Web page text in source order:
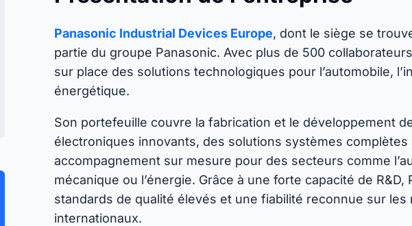
Panasonic Industrial Devices Europe, dont le siège se
partie du groupe Panasonic. Avec plus de 500
sur place des solutions technologiques pour l’automobile,
énergétique.
Son portefeuille couvre la fabrication et le développement
électroniques innovants, des solutions systèmes complètes
accompagnement sur mesure pour des secteurs comme
mécanique ou l’énergie. Grâce à une forte capacité de R&D,
standards de qualité élevés et une fiabilité reconnue sur les
internationaux.